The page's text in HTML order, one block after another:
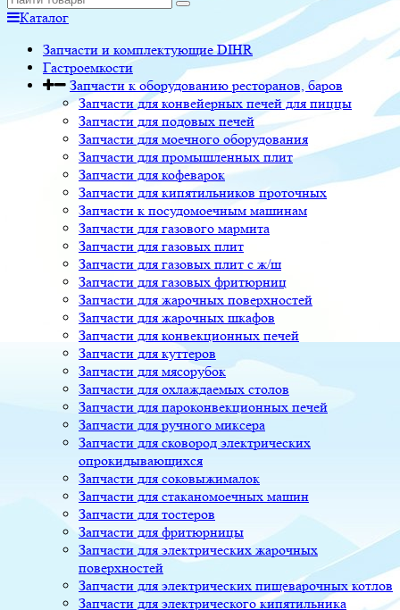
Каталог
Запчасти и комплектующие DIHR
Гастроемкости
Запчасти к оборудованию ресторанов, баров
Запчасти для конвейерных печей для пиццы
Запчасти для подовых печей
Запчасти для моечного оборудования
Запчасти для промышленных плит
Запчасти для кофеварок
Запчасти для кипятильников проточных
Запчасти к посудомоечным машинам
Запчасти для газового мармита
Запчасти для газовых плит
Запчасти для газовых плит с ж/ш
Запчасти для газовых фритюрниц
Запчасти для жарочных поверхностей
Запчасти для жарочных шкафов
Запчасти для конвекционных печей
Запчасти для куттеров
Запчасти для мясорубок
Запчасти для охлаждаемых столов
Запчасти для пароконвекционных печей
Запчасти для ручного миксера
Запчасти для сковород электрических
опрокидывающихся
Запчасти для соковыжималок
Запчасти для стаканомоечных машин
Запчасти для тостеров
Запчасти для фритюрницы
Запчасти для электрических жарочных
поверхностей
Запчасти для электрических пищеварочных котлов
Запчасти для электрического кипятильника